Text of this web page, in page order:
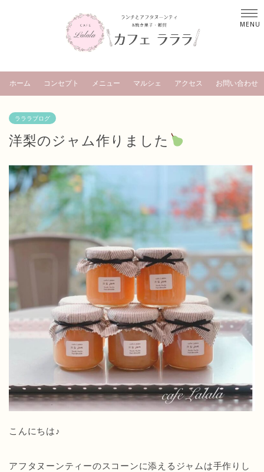
ホーム コンセプト メニュー マルシェ アクセス お問い合わせ
ラララブログ
洋梨のジャム作りました
こんにちは♪
アフタヌーンティーのスコーンに添えるジャムは手作りし